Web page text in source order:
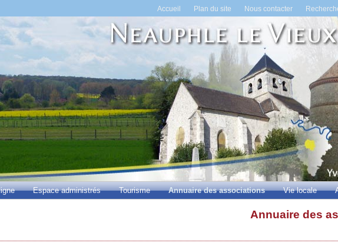
Accueil Plan du site Nous contacter
Espace administrés Tourisme Annuaire des associations Vie locale
Annuaire des